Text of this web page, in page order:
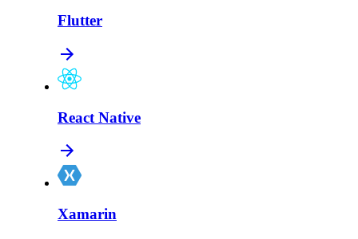
Flutter
React Native
Xamarin